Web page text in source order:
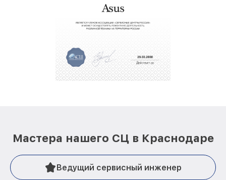
Мастера нашего СЦ в Краснодаре
Ведущий сервисный инженер